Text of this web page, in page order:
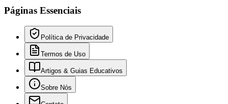
Páginas Essenciais
Política de Privacidade
Termos de Uso
Artigos & Guias Educativos
Sobre Nós